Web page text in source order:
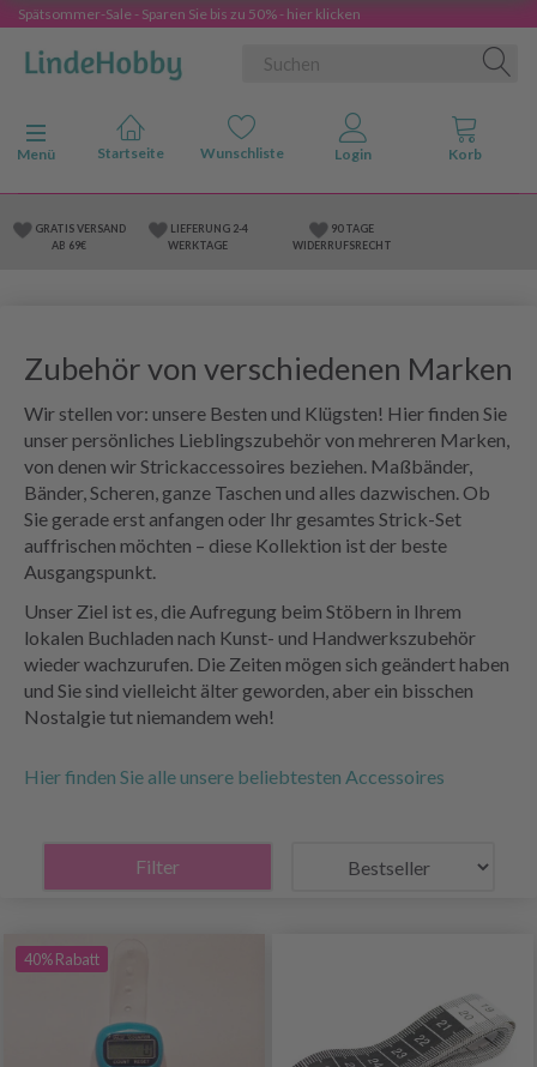
Spätsommer-Sale - Sparen Sie bis zu 50% - hier klicken
Anzeige ändern
Menü
GRATIS VERSAND
AB 69€
LIEFERUNG 2-4
WERKTAGE
90 TAGE
WIDERRUFSRECHT
Zubehör von verschiedenen Marken
Wir stellen vor: unsere Besten und Klügsten! Hier finden Sie
unser persönliches Lieblingszubehör von mehreren Marken,
von denen wir Strickaccessoires beziehen. Maßbänder,
Bänder, Scheren, ganze Taschen und alles dazwischen. Ob
Sie gerade erst anfangen oder Ihr gesamtes Strick-Set
auffrischen möchten – diese Kollektion ist der beste
Ausgangspunkt.
Unser Ziel ist es, die Aufregung beim Stöbern in Ihrem
lokalen Buchladen nach Kunst- und Handwerkszubehör
wieder wachzurufen. Die Zeiten mögen sich geändert haben
und Sie sind vielleicht älter geworden, aber ein bisschen
Nostalgie tut niemandem weh!
Hier finden Sie alle unsere beliebtesten Accessoires
Filter
40% Rabatt